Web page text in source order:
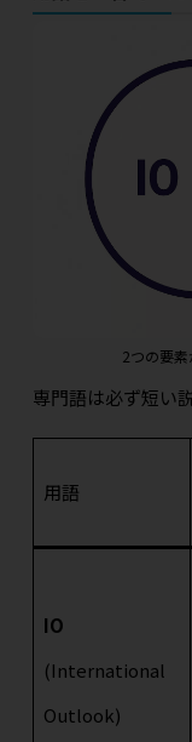
2つの要素
専門語は必ず短い
用語
IO
(International
Outlook)